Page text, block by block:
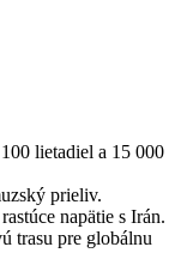
lietadiel a 15 000
prieliv.
napätie s Irán.
trasu pre globálnu